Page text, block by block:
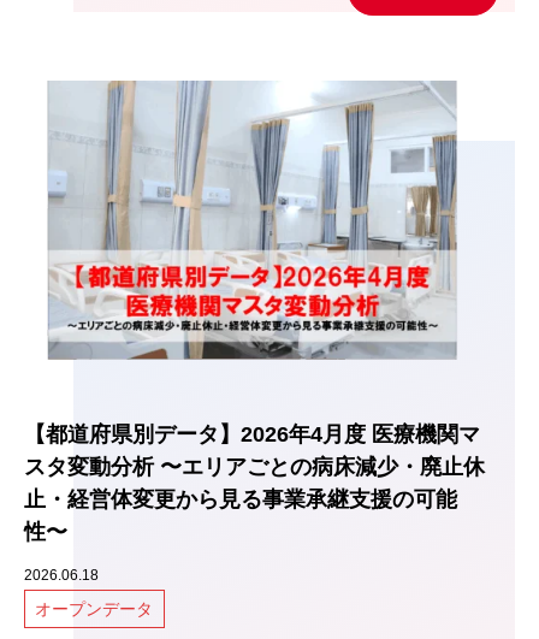
【都道府県別データ】2026年4月度 医療機関マ
スタ変動分析 〜エリアごとの病床減少・廃止休
止・経営体変更から見る事業承継支援の可能
性〜
2026.06.18
オープンデータ